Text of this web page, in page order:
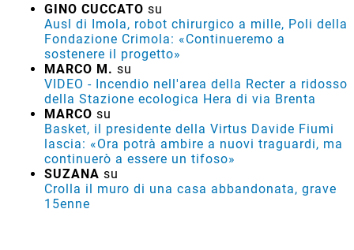
GINO CUCCATO su
Ausl di Imola, robot chirurgico a mille, Poli della
Fondazione Crimola: «Continueremo a
sostenere il progetto»
MARCO M. su
VIDEO - Incendio nell'area della Recter a ridosso
della Stazione ecologica Hera di via Brenta
MARCO su
Basket, il presidente della Virtus Davide Fiumi
lascia: «Ora potrà ambire a nuovi traguardi, ma
continuerò a essere un tifoso»
SUZANA su
Crolla il muro di una casa abbandonata, grave
15enne